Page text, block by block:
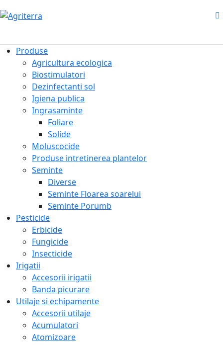
Produse
Agricultura ecologica
Biostimulatori
Dezinfectanti sol
Igiena publica
Ingrasaminte
Foliare
Solide
Moluscocide
Produse intretinerea plantelor
Seminte
Diverse
Seminte Floarea soarelui
Seminte Porumb
Pesticide
Erbicide
Fungicide
Insecticide
Irigatii
Accesorii irigatii
Banda picurare
Utilaje si echipamente
Accesorii utilaje
Acumulatori
Atomizoare